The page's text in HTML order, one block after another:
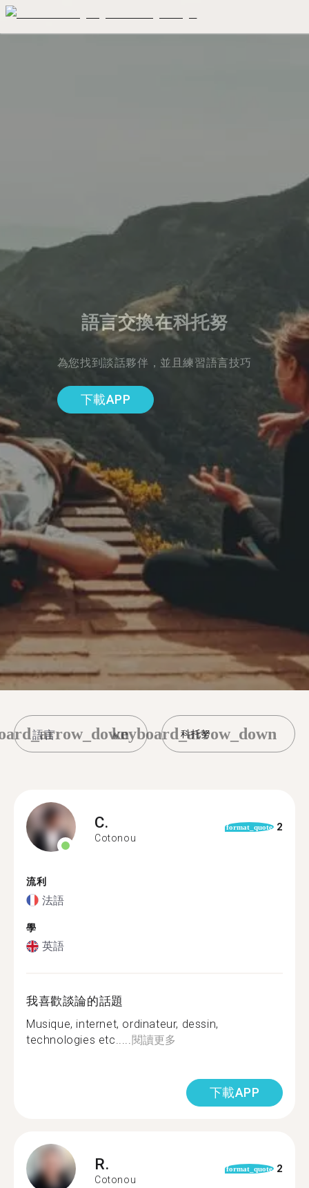
語言交換在科托努
為您找到談話夥伴，並且練習語言技巧
下載APP
科托努
keyboard_arrow_down
C.
Cotonou
format_quote 2
流利
法語
學
英語
我喜歡談論的話題
Musique, internet, ordinateur, dessin,
technologies etc.....閱讀更多
下載APP
R.
Cotonou
format_quote 2